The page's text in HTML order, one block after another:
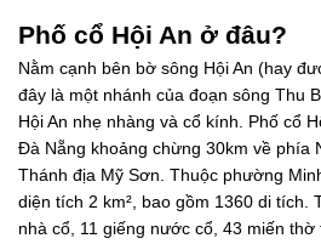
Phố cổ Hội An ở đâu?
Nằm cạnh bên bờ sông Hội An (hay
đây là một nhánh của đoạn sông Thu
Hội An nhẹ nhàng và cổ kính. Phố cổ
Đà Nẵng khoảng chừng 30km về phía
Thánh địa Mỹ Sơn. Thuộc phường
diện tích 2 km², bao gồm 1360 di tích.
nhà cổ, 11 giếng nước cổ, 43 miến